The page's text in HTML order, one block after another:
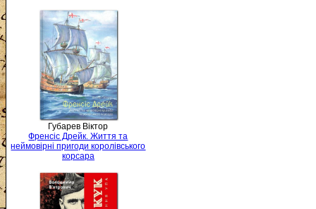
Губарев Віктор
Френсіс Дрейк. Життя та
неймовірні пригоди королівського
корсара